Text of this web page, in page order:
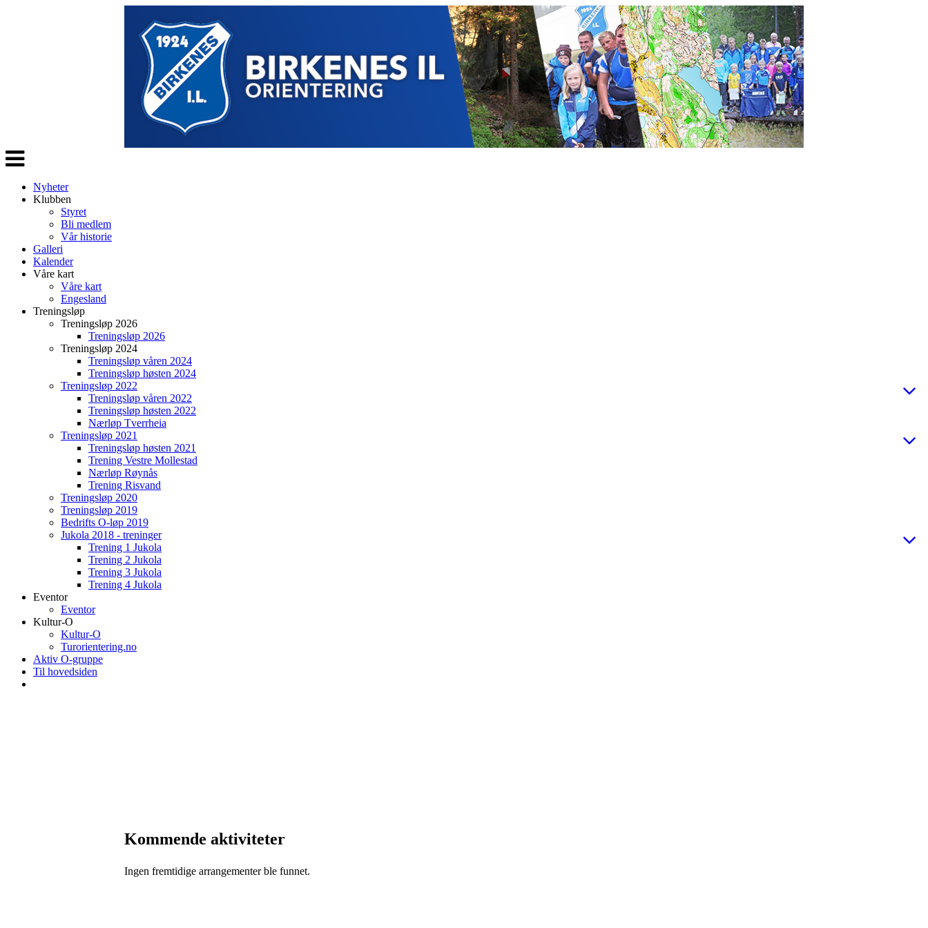
Veksle
navigasjon
Nyheter
Klubben
Styret
Bli medlem
Vår historie
Galleri
Kalender
Våre kart
Våre kart
Engesland
Treningsløp
Treningsløp 2026
Treningsløp 2026
Treningsløp 2024
Treningsløp våren 2024
Treningsløp høsten 2024
Treningsløp 2022
Treningsløp våren 2022
Treningsløp høsten 2022
Nærløp Tverrheia
Treningsløp 2021
Treningsløp høsten 2021
Trening Vestre Mollestad
Nærløp Røynås
Trening Risvand
Treningsløp 2020
Treningsløp 2019
Bedrifts O-løp 2019
Jukola 2018 - treninger
Trening 1 Jukola
Trening 2 Jukola
Trening 3 Jukola
Trening 4 Jukola
Eventor
Eventor
Kultur-O
Kultur-O
Turorientering.no
Aktiv O-gruppe
Til hovedsiden
Kommende aktiviteter
Ingen fremtidige arrangementer ble funnet.